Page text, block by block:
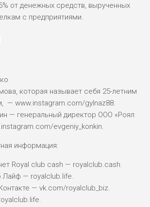
от денежных средств, вырученных
с предприятиями.
которая называет себя 25-летним
— www.instagram.com/gylnaz88.
— генеральный директор ООО «Роял
evgeniy_konkin.
информация:
Royal club cash — royalclub.cash.
Лайф — royalclub.life.
— vk.com/royalclub_biz.